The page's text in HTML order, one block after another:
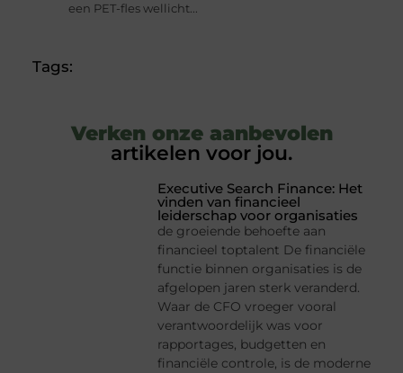
een PET-fles wellicht...
Tags:
Verken onze aanbevolen
artikelen voor jou.
Executive Search Finance: Het
vinden van financieel
leiderschap voor organisaties
de groeiende behoefte aan
financieel toptalent De financiële
functie binnen organisaties is de
afgelopen jaren sterk veranderd.
Waar de CFO vroeger vooral
verantwoordelijk was voor
rapportages, budgetten en
financiële controle, is de moderne